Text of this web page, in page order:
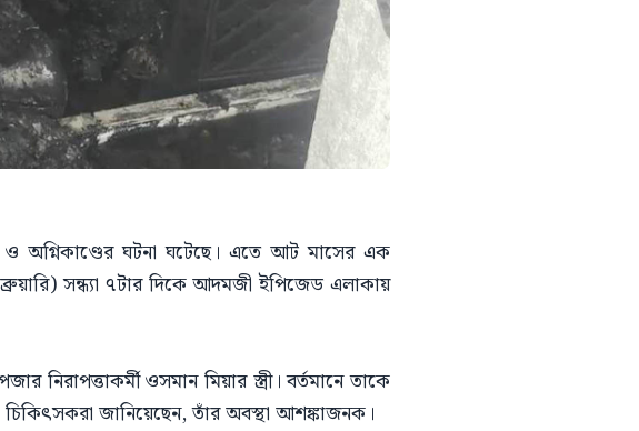
ও অগ্নিকাণ্ডের ঘটনা ঘটেছে। এতে আট মাসের এক
সন্ধ্যা ৭টার দিকে আদমজী ইপিজেড এলাকায়
নিরাপত্তাকর্মী ওসমান মিয়ার স্ত্রী। বর্তমানে তাকে
চিকিৎসকরা জানিয়েছেন, তাঁর অবস্থা আশঙ্কাজনক।